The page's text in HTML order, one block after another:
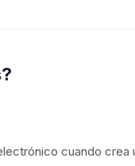
cuando crea